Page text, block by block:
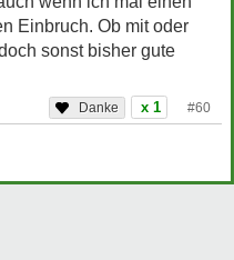
Einbruch. Ob mit oder
sonst bisher gute
x 1 #60